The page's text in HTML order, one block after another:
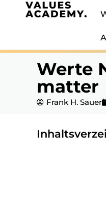
Werte
matter
Frank H. Sauer